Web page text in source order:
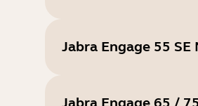
Jabra Engage 55